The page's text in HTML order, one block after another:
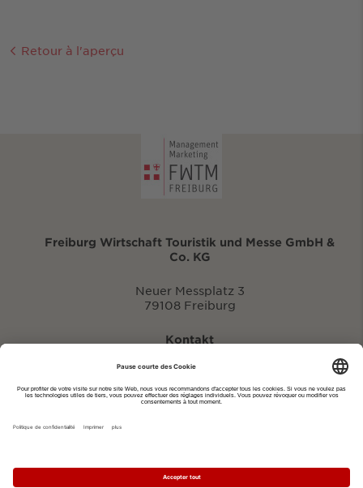
Retour à l'aperçu
Freiburg Wirtschaft Touristik und Messe GmbH &
Co. KG
Neuer Messplatz 3
79108 Freiburg
Kontakt
eventportal@fwtm.de
Imprimer